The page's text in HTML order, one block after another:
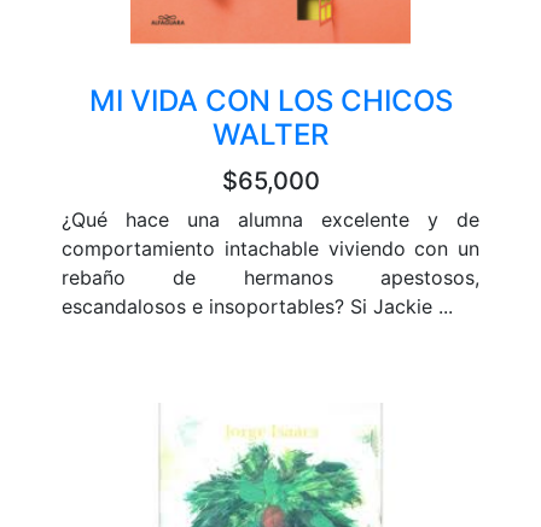
MI VIDA CON LOS CHICOS
WALTER
$65,000
¿Qué hace una alumna excelente y de
comportamiento intachable viviendo con un
rebaño de hermanos apestosos,
escandalosos e insoportables? Si Jackie ...